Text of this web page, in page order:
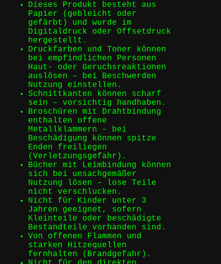
Dieses Produkt besteht aus
Papier (gebleicht oder
gefärbt) und wurde im
Digitaldruck oder Offsetdruck
hergestellt.
Druckfarben und Toner können
bei empfindlichen Personen
Haut- oder Geruchsreaktionen
auslösen – bei Beschwerden
Nutzung einstellen.
Schnittkanten können scharf
sein – vorsichtig handhaben.
Broschüren mit Drahtbindung
enthalten offene
Metallklammern – bei
Beschädigung können spitze
Enden freiliegen
(Verletzungsgefahr).
Bücher mit Leimbindung können
sich bei unsachgemäßer
Nutzung lösen – lose Teile
nicht verschlucken.
Nicht für Kinder unter 3
Jahren geeignet, sofern
Kleinteile oder beschädigte
Bestandteile vorhanden sind.
Von offenen Flammen und
starken Hitzequellen
fernhalten (Brandgefahr).